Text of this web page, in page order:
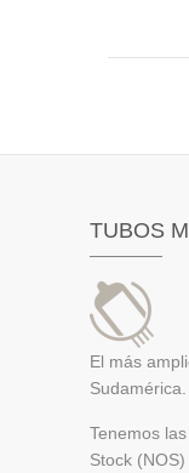
TUBOS
El más
Sudamérica.
Tenemos
Stock